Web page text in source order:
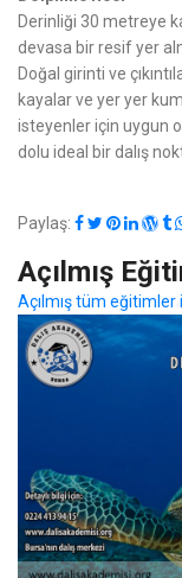
Derinliği 30 metreye
devasa bir resif yer
Doğal girinti ve
kayalar ve yer yer
isteyenler için uygun
dolu ideal bir dalış
Paylaş:
Açılmış
Açılmış tüm eğitimler